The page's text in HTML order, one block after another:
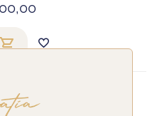
Proefpakket